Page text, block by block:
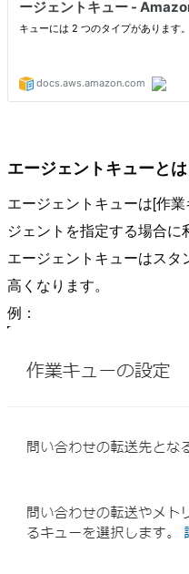
エージェントキューとは
エージェントキューは[作
ジェントを指定する場合に
エージェントキューはス
高くなります。
例：